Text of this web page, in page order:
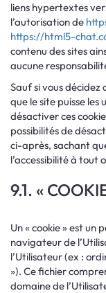
liens hypertextes
l’autorisation de
https://html5-
contenu des sites
aucune
Sauf si vous décidez
que le site puisse
désactiver ces
possibilités de
ci-après, sachant
l’accessibilité à tout
9.1. «
Un « cookie » est un
navigateur de
l’Utilisateur (ex :
»). Ce fichier
domaine de